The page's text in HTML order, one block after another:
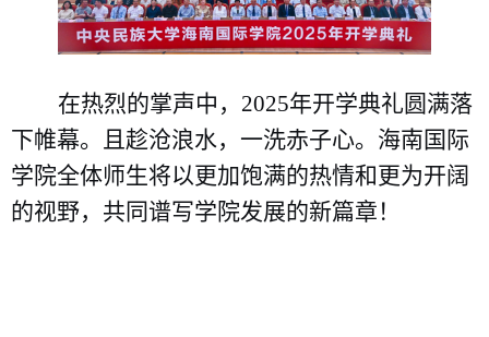
在热烈的掌声中， 2025年开学典礼圆满落
下帷幕。
且趁沧浪水，一洗赤子心。 海南国际
学院全体师生将以更加饱满的热情和更为开阔
的视野，共同谱写学院发展的新篇章 ！